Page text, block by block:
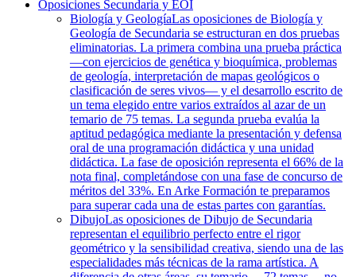
Oposiciones Secundaria y EOI
Biología y GeologíaLas oposiciones de Biología y
Geología de Secundaria se estructuran en dos pruebas
eliminatorias. La primera combina una prueba práctica
—con ejercicios de genética y bioquímica, problemas
de geología, interpretación de mapas geológicos o
clasificación de seres vivos— y el desarrollo escrito de
un tema elegido entre varios extraídos al azar de un
temario de 75 temas. La segunda prueba evalúa la
aptitud pedagógica mediante la presentación y defensa
oral de una programación didáctica y una unidad
didáctica. La fase de oposición representa el 66% de la
nota final, completándose con una fase de concurso de
méritos del 33%. En Arke Formación te preparamos
para superar cada una de estas partes con garantías.
DibujoLas oposiciones de Dibujo de Secundaria
representan el equilibrio perfecto entre el rigor
geométrico y la sensibilidad creativa, siendo una de las
especialidades más técnicas de la rama artística. A